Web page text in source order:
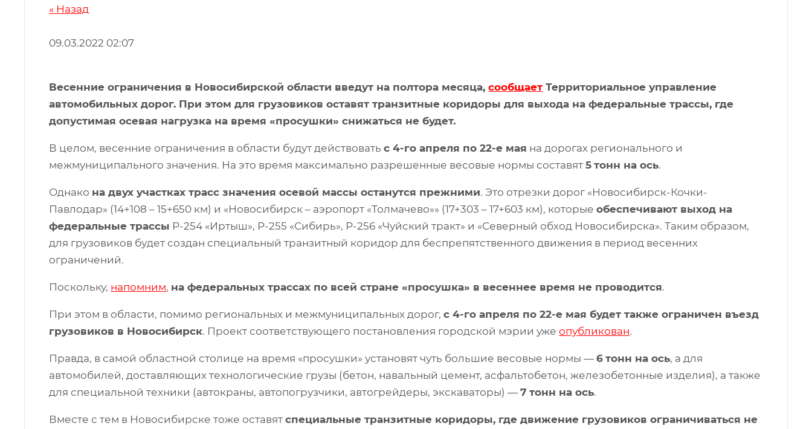
« Назад
09.03.2022 02:07
Весенние ограничения в Новосибирской области введут на полтора месяца,сообщает Территориальное управление
автомобильных дорог. При этом для грузовиков оставят транзитные коридоры для выхода на федеральные трассы, где
допустимая осевая нагрузка на время «просушки» снижаться не будет.
В целом, весенние ограничения в области будут действоватьс 4-го апреля по 22-е мая на дорогах регионального и
межмуниципального значения. На это время максимально разрешенные весовые нормы составят5 тонн на ось.
Однако на двух участках трасс значения осевой массы останутся прежними. Это отрезки дорог «Новосибирск-Кочки-
Павлодар» (14+108 – 15+650 км) и «Новосибирск – аэропорт «Толмачево»» (17+303 – 17+603 км), которыеобеспечивают выход на
федеральные трассы Р-254 «Иртыш», Р-255 «Сибирь», Р-256 «Чуйский тракт» и «Северный обход Новосибирска». Таким образом,
для грузовиков будет создан специальный транзитный коридор для беспрепятственного движения в период весенних
ограничений.
Поскольку, напомним, на федеральных трассах по всей стране «просушка» в весеннее время не проводится.
При этом в области, помимо региональных и межмуниципальных дорог,с 4-го апреля по 22-е мая будет также ограничен въезд
грузовиков в Новосибирск. Проект соответствующего постановления городской мэрии ужеопубликован.
Правда, в самой областной столице на время «просушки» установят чуть большие весовые нормы —6 тонн на ось, а для
автомобилей, доставляющих технологические грузы (бетон, навальный цемент, асфальтобетон, железобетонные изделия), а также
для специальной техники (автокраны, автопогрузчики, автогрейдеры, экскаваторы) —7 тонн на ось.
Вместе с тем в Новосибирске тоже оставятспециальные транзитные коридоры, где движение грузовиков ограничиваться не